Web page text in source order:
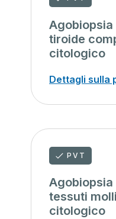
tiroide
citologico
Dettagli sulla
PVT
tessuti
citologico